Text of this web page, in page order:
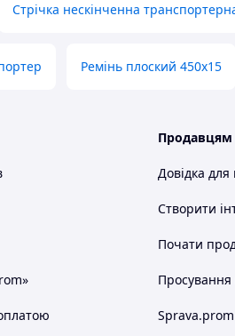
Стрічка нескінченна
Ремінь плоский 450х15
Продавцям
Довідка для
Створити
Почати
Просування